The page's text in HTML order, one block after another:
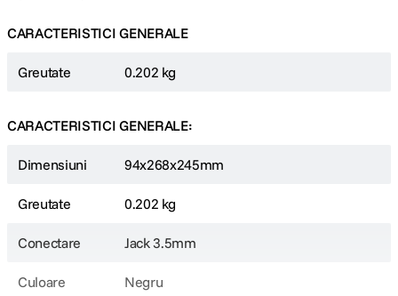
CARACTERISTICI GENERALE
Greutate 0.202 kg
CARACTERISTICI GENERALE:
Dimensiuni 94x268x245mm
Greutate 0.202 kg
Conectare Jack 3.5mm
Culoare Negru